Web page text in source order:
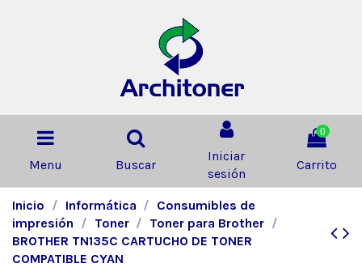
Menu Buscar
Iniciar
sesión
0
Carrito
Inicio Informática
Consumibles de
impresión
Toner
Toner para Brother
BROTHER TN135C CARTUCHO DE TONER
COMPATIBLE CYAN